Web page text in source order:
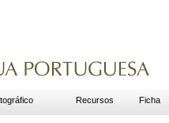
Recursos Ficha